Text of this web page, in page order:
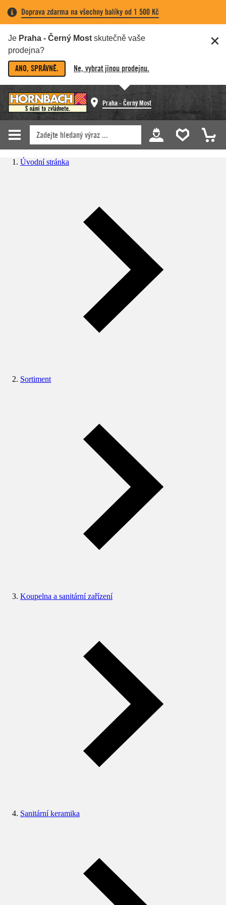
Doprava zdarma na všechny balíky od 1 500 Kč
Je Praha - Černý Most skutečně vaše
prodejna?
ANO, SPRÁVNĚ. Ne, vybrat jinou prodejnu.
Praha - Černý Most
Úvodní stránka
Sortiment
Koupelna a sanitární zařízení
Sanitární keramika